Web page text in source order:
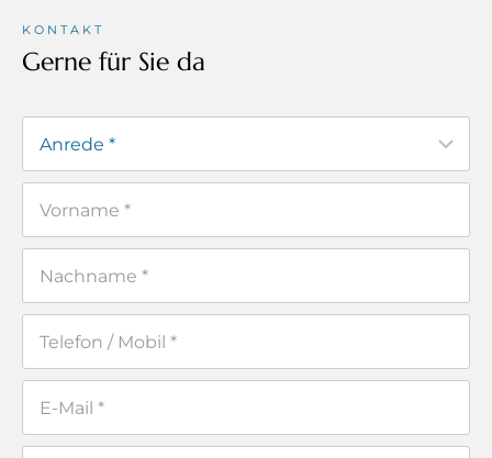
KONTAKT
Gerne für Sie da